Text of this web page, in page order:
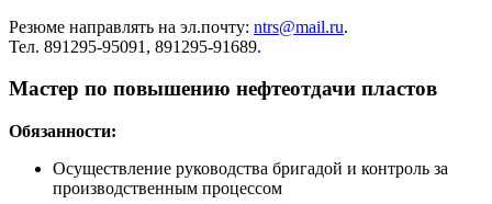
Резюме направлять на эл.почту: ntrs@mail.ru.
Тел. 891295-95091, 891295-91689.
Мастер по повышению нефтеотдачи пластов
Обязанности:
Осуществление руководства бригадой и контроль за
производственным процессом